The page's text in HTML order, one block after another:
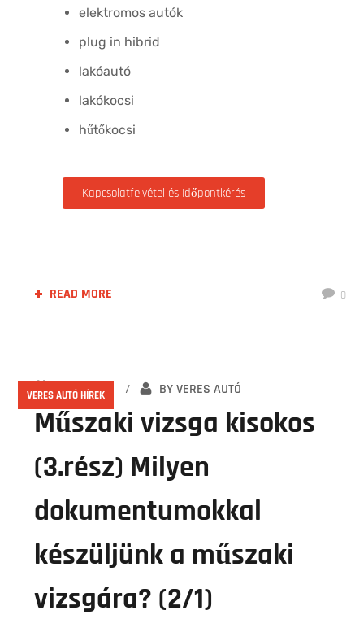
elektromos autók
plug in hibrid
lakóautó
lakókocsi
hűtőkocsi
Kapcsolatfelvétel és Időpontkérés
READ MORE 0
VERES AUTÓ HÍREK
2021.02.07. BYVERES AUTÓ
Műszaki vizsga kisokos
(3.rész) Milyen
dokumentumokkal
készüljünk a műszaki
vizsgára? (2/1)